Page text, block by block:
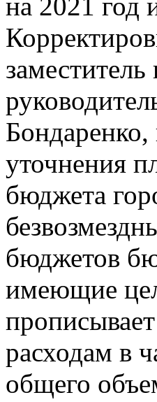
Бондаренко,
уточнения
бюджета
бюджетов
имеющие
расходам в
общего